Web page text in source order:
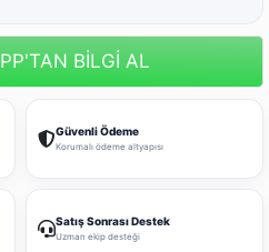
BİLGİ AL
Güvenli Ödeme
Korumalı ödeme altyapısı
Satış Sonrası Destek
Uzman ekip desteği